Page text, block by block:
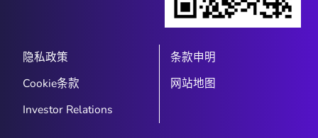
隐私政策
条款申明
Cookie条款
网站地图
Investor Relations